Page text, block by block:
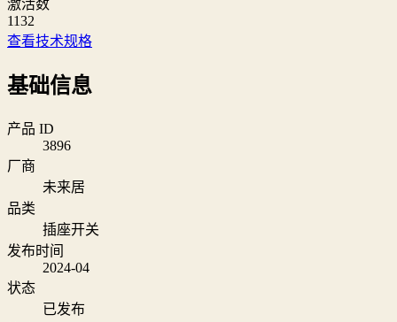
激活数
1132
查看技术规格
基础信息
产品 ID
3896
厂商
未来居
品类
插座开关
发布时间
2024-04
状态
已发布